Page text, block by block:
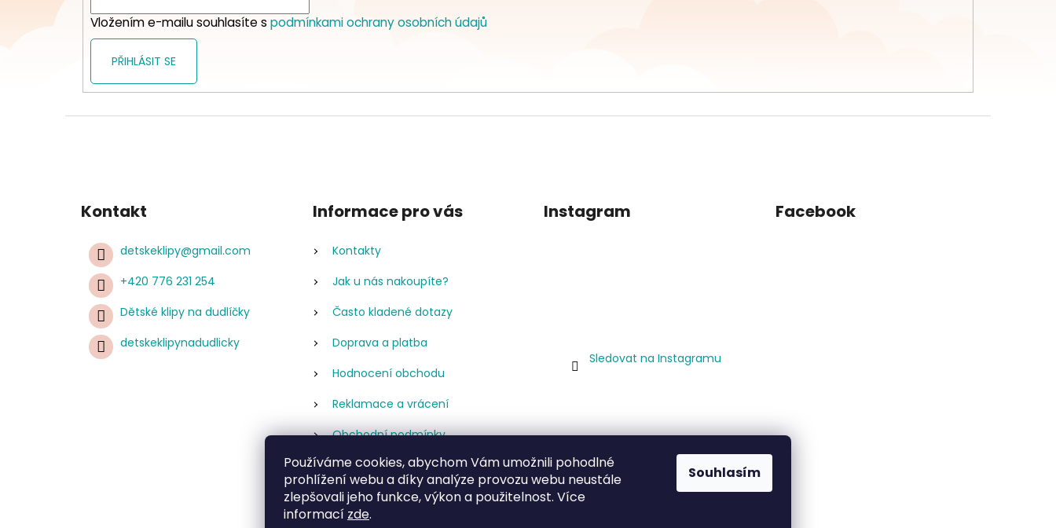
Používáme cookies, abychom Vám umožnili pohodlné
prohlížení webu a díky analýze provozu webu neustále
zlepšovali jeho funkce, výkon a použitelnost. Více
informací zde.
Souhlasím
Vložením e-mailu souhlasíte s podmínkami ochrany osobních údajů
PŘIHLÁSIT SE
Kontakt
detskeklipy@gmail.com
+420 776 231 254
Dětské klipy na dudlíčky
detskeklipynadudlicky
Informace pro vás
Kontakty
Jak u nás nakoupíte?
Často kladené dotazy
Doprava a platba
Hodnocení obchodu
Reklamace a vrácení
Obchodní podmínky
Podmínky ochrany osobních
údajů
Recenze
Instagram
Sledovat na Instagramu
Facebook